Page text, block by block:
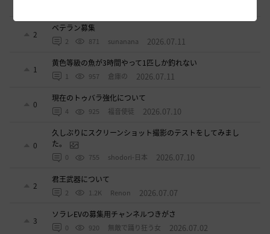
2
ベテラン募集
2 871 sunanana 2026.07.11
1
黄色等級の魚が3時間やって1匹しか釣れない
1 957 倉庫の 2026.07.11
0
現在のトゥバラ強化について
4 925 福音使徒 2026.07.10
0
久しぶりにスクリーンショット撮影のテストをしてみまし
た。
0 755 shodori-日本 2026.07.10
2
君王武器について
2 1.2K Renon 2026.07.07
3
ソラレEVの募集用チャンネルつきがさ
0 920 無敵で踊り狂う女 2026.07.02